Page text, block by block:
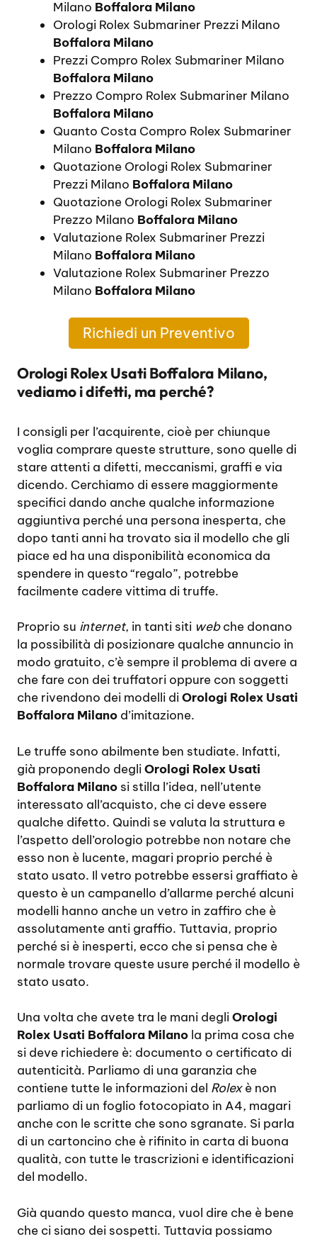
Milano Boffalora Milano
Orologi Rolex Submariner Prezzi Milano
Boffalora Milano
Prezzi Compro Rolex Submariner Milano
Boffalora Milano
Prezzo Compro Rolex Submariner Milano
Boffalora Milano
Quanto Costa Compro Rolex Submariner
Milano Boffalora Milano
Quotazione Orologi Rolex Submariner
Prezzi Milano Boffalora Milano
Quotazione Orologi Rolex Submariner
Prezzo Milano Boffalora Milano
Valutazione Rolex Submariner Prezzi
Milano Boffalora Milano
Valutazione Rolex Submariner Prezzo
Milano Boffalora Milano
Richiedi un Preventivo
Orologi Rolex Usati Boffalora Milano,
vediamo i difetti, ma perché?
I consigli per l’acquirente, cioè per chiunque
voglia comprare queste strutture, sono quelle di
stare attenti a difetti, meccanismi, graffi e via
dicendo. Cerchiamo di essere maggiormente
specifici dando anche qualche informazione
aggiuntiva perché una persona inesperta, che
dopo tanti anni ha trovato sia il modello che gli
piace ed ha una disponibilità economica da
spendere in questo “regalo”, potrebbe
facilmente cadere vittima di truffe.
Proprio su internet, in tanti siti webche donano
la possibilità di posizionare qualche annuncio in
modo gratuito, c’è sempre il problema di avere a
che fare con dei truffatori oppure con soggetti
che rivendono dei modelli diOrologi Rolex Usati
Boffalora Milano d’imitazione.
Le truffe sono abilmente ben studiate. Infatti,
già proponendo degliOrologi Rolex Usati
Boffalora Milano si stilla l’idea, nell’utente
interessato all’acquisto, che ci deve essere
qualche difetto. Quindi se valuta la struttura e
l’aspetto dell’orologio potrebbe non notare che
esso non è lucente, magari proprio perché è
stato usato. Il vetro potrebbe essersi graffiato è
questo è un campanello d’allarme perché alcuni
modelli hanno anche un vetro in zaffiro che è
assolutamente anti graffio. Tuttavia, proprio
perché si è inesperti, ecco che si pensa che è
normale trovare queste usure perché il modello è
stato usato.
Una volta che avete tra le mani degliOrologi
Rolex Usati Boffalora Milano la prima cosa che
si deve richiedere è: documento o certificato di
autenticità. Parliamo di una garanzia che
contiene tutte le informazioni del Rolexè non
parliamo di un foglio fotocopiato in A4, magari
anche con le scritte che sono sgranate. Si parla
di un cartoncino che è rifinito in carta di buona
qualità, con tutte le trascrizioni e identificazioni
del modello.
Già quando questo manca, vuol dire che è bene
che ci siano dei sospetti. Tuttavia possiamo